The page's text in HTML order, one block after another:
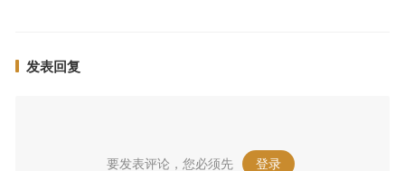
发表回复
要发表评论，您必须先 登录 。